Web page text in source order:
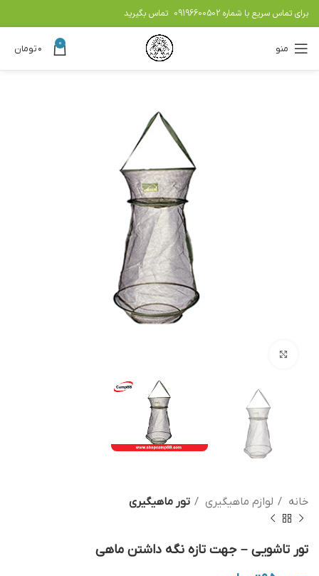
برای تماس سریع با شماره 09196600502 تماس بگیرید
منو 0 ۰تومان
خانه لوازم ماهیگیری تور ماهیگیری
تور تاشویی – جهت تازه نگه داشتن ماهی